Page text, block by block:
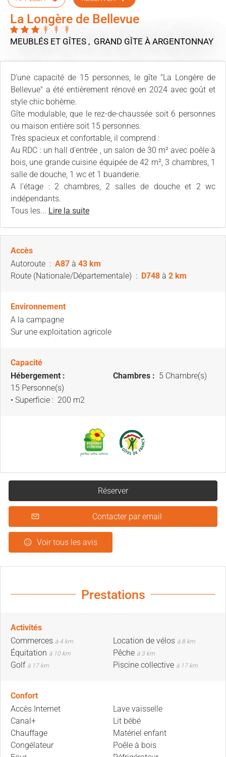
La Longère de Bellevue
MEUBLÉS ET GÎTES , GRAND GÎTE À ARGENTONNAY
D'une capacité de 15 personnes, le gîte "La Longère de
Bellevue" a été entièrement rénové en 2024 avec goût et
style chic bohème.
Gîte modulable, que le rez-de-chaussée soit 6 personnes
ou maison entière soit 15 personnes.
Très spacieux et confortable, il comprend :
Au RDC : un hall d'entrée , un salon de 30 m² avec poêle à
bois, une grande cuisine équipée de 42 m², 3 chambres, 1
salle de douche, 1 wc et 1 buanderie.
A l'étage : 2 chambres, 2 salles de douche et 2 wc
indépendants.
Tous les... Lire la suite
Accès
Autoroute : A87 à 43 km
Route (Nationale/Départementale) : D748 à 2 km
Environnement
A la campagne
Sur une exploitation agricole
Capacité
Hébergement :
15 Personne(s)
• Superficie : 200 m2
Chambres : 5 Chambre(s)
Réserver
Contacter par email
Voir tous les avis
Prestations
Activités
Commerces à 4 km
Équitation à 10 km
Golf à 17 km
Location de vélos à 8 km
Pêche à 3 km
Piscine collective à 17 km
Confort
Accès Internet
Canal+
Chauffage
Congélateur
Lave vaisselle
Lit bébé
Matériel enfant
Poêle à bois